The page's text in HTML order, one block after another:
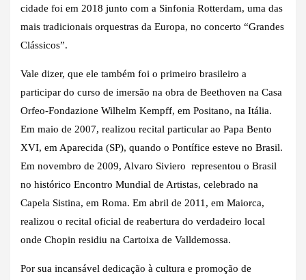
cidade foi em 2018 junto com a Sinfonia Rotterdam, uma das
mais tradicionais orquestras da Europa, no concerto “Grandes
Clássicos”.
Vale dizer, que ele também foi o primeiro brasileiro a
participar do curso de imersão na obra de Beethoven na Casa
Orfeo-Fondazione Wilhelm Kempff, em Positano, na Itália.
Em maio de 2007, realizou recital particular ao Papa Bento
XVI, em Aparecida (SP), quando o Pontífice esteve no Brasil.
Em novembro de 2009, Alvaro Siviero representou o Brasil
no histórico Encontro Mundial de Artistas, celebrado na
Capela Sistina, em Roma. Em abril de 2011, em Maiorca,
realizou o recital oficial de reabertura do verdadeiro local
onde Chopin residiu na Cartoixa de Valldemossa.
Por sua incansável dedicação à cultura e promoção de